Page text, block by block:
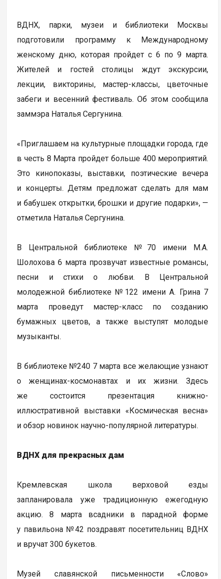
ВДНХ, парки, музеи и библиотеки Москвы
подготовили программу к Международному
женскому дню, которая пройдет с 6 по 9 марта.
Жителей и гостей столицы ждут экскурсии,
лекции, викторины, мастер-классы, цветочные
забеги и весенний фестиваль. Об этом сообщила
заммэра Наталья Сергунина.
«Приглашаем на культурные площадки города, где
в честь 8 Марта пройдет больше 400 мероприятий.
Это кинопоказы, выставки, поэтические вечера
и концерты. Детям предложат сделать для мам
и бабушек открытки, брошки и другие подарки», —
отметила Наталья Сергунина.
В Центральной библиотеке №70 имени М.А.
Шолохова 6 марта прозвучат известные романсы,
песни и стихи о любви. В Центральной
молодежной библиотеке №122 имени А. Грина 7
марта проведут мастер-класс по созданию
бумажных цветов, а также выступят молодые
музыканты.
В библиотеке №240 7 марта все желающие узнают
о женщинах-космонавтах и их жизни. Здесь
же состоится презентация книжно-
иллюстративной выставки «Космическая весна»
и обзор новинок научно-популярной литературы.
ВДНХ для прекрасных дам
Кремлевская школа верховой езды
запланировала уже традиционную ежегодную
акцию. 8 марта всадники в парадной форме
у павильона №42 поздравят посетительниц ВДНХ
и вручат 300 букетов.
Музей славянской письменности «Слово»